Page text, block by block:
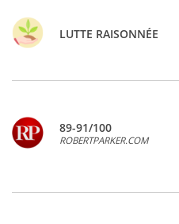
LUTTE RAISONNÉE
89-91/100
ROBERTPARKER.COM